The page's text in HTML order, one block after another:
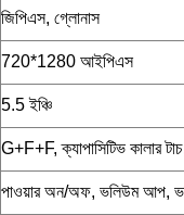
জিপিএস, গ্লোনাস
720*1280 আইপিএস
5.5 ইঞ্চি
G+F+F, ক্যাপাসিটিভ কালার
পাওয়ার অন/অফ, ভলিউম আপ,